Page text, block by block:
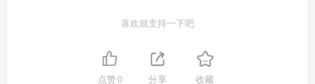
喜欢就支持一下吧
点赞0 分享 收藏